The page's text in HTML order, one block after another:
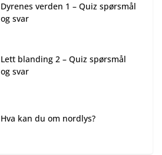
Dyrenes verden 1 – Quiz spørsmål
og svar
Lett blanding 2 – Quiz spørsmål
og svar
Hva kan du om nordlys?